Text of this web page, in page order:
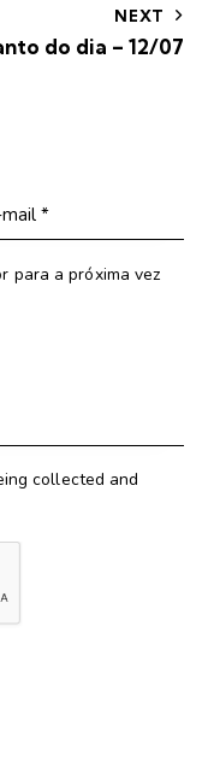
NEXT
do dia – 12/07
para a próxima vez
collected and